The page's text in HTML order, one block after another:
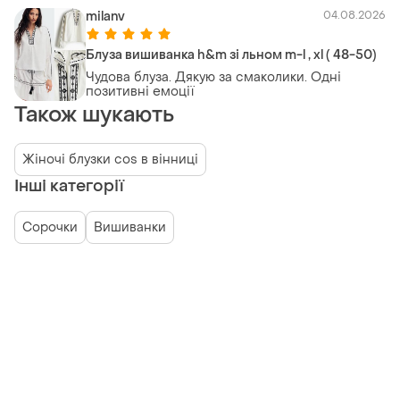
milanv 04.08.2026
Блуза вишиванка h&m зі льном m-l , xl ( 48-50)
Чудова блуза. Дякую за смаколики. Одні
позитивні емоції
Також шукають
Жіночі блузки cos в вінниці
Інші категорії
Сорочки Вишиванки